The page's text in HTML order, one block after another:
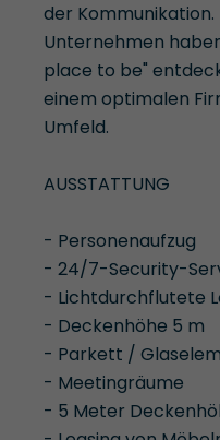
der
Unternehmen
place to be"
einem optimalen
Umfeld.
AUSSTATTUNG
- Personenaufzug
- 24/7-Security-
- Lichtdurchflutete
- Deckenhöhe 5 m
- Parkett /
- Meetingräume
- 5 Meter